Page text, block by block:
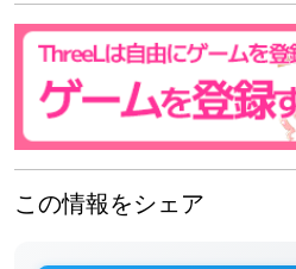
この情報をシェア